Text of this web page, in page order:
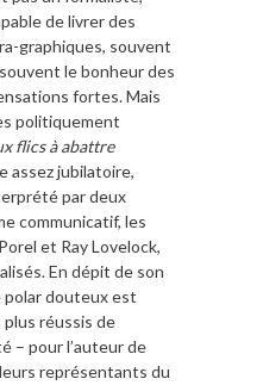
de livrer des
graphiques, souvent
le bonheur des
fortes. Mais
politiquement
flics à abattre
assez jubilatoire,
par deux
communicatif, les
et Ray Lovelock,
En dépit de son
polar douteux est
réussis de
– pour l’auteur de
représentants du